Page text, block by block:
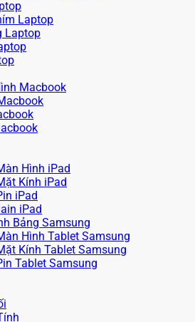
Laptop
Laptop
Macbook
Hình iPad
Kính iPad
iPad
iPad
Bảng Samsung
Hình Tablet Samsung
Kính Tablet Samsung
Tablet Samsung